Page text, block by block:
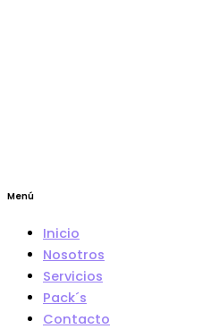
Menú
Inicio
Nosotros
Servicios
Pack´s
Contacto